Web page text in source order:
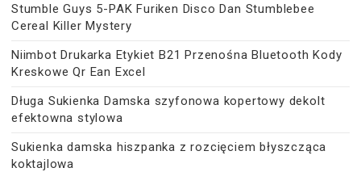
Stumble Guys 5-PAK Furiken Disco Dan Stumblebee
Cereal Killer Mystery
Niimbot Drukarka Etykiet B21 Przenośna Bluetooth Kody
Kreskowe Qr Ean Excel
Długa Sukienka Damska szyfonowa kopertowy dekolt
efektowna stylowa
Sukienka damska hiszpanka z rozcięciem błyszcząca
koktajlowa